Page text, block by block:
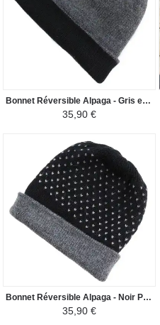
Bonnet Réversible Alpaga - Gris et Noir
35,90 €
Bonnet Réversible Alpaga - Noir Points Blancs
35,90 €